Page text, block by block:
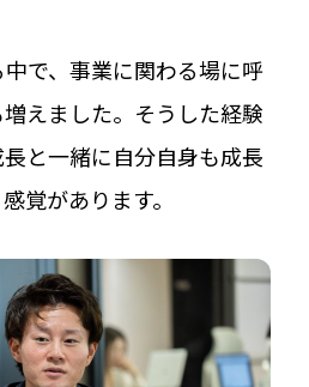
で、事業に関わる場に呼
えました。そうした経験
と一緒に自分自身も成長
覚があります。